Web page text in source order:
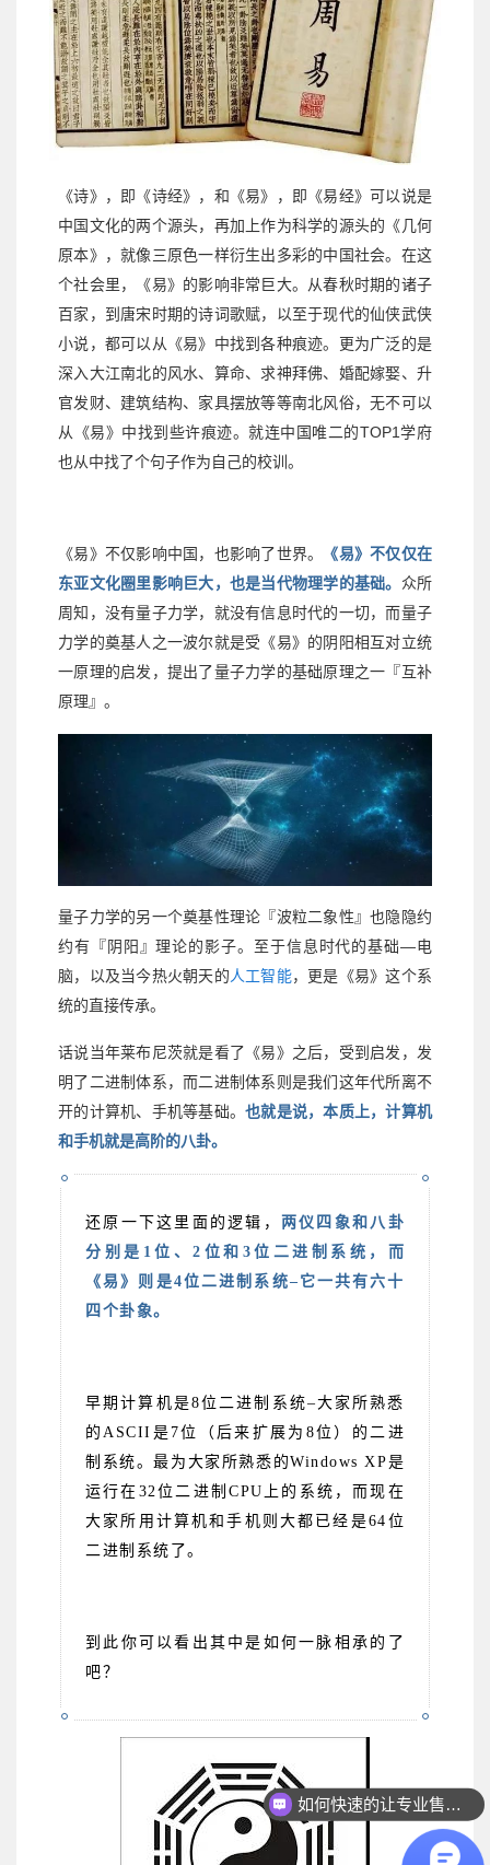
《诗》，即《诗经》，和《易》，即《易经》可以说是
中国文化的两个源头，再加上作为科学的源头的《几何
原本》，就像三原色一样衍生出多彩的中国社会。在这
个社会里，《易》的影响非常巨大。从春秋时期的诸子
百家，到唐宋时期的诗词歌赋，以至于现代的仙侠武侠
小说，都可以从《易》中找到各种痕迹。更为广泛的是
深入大江南北的风水、算命、求神拜佛、婚配嫁娶、升
官发财、建筑结构、家具摆放等等南北风俗，无不可以
从《易》中找到些许痕迹。就连中国唯二的TOP1 学府
也从中找了个句子作为自己的校训。
《易》不仅影响中国，也影响了世界。
《易》不仅仅在
东亚文化圈里影响巨大，也是当代物理学的基础。 众所
周知，没有量子力学，就没有信息时代的一切，而量子
力学的奠基人之一波尔就是受《易》的阴阳相互对立统
一原理的启发，提出了量子力学的基础原理之一『互补
原理』。
量子力学的另一个奠基性理论『波粒二象性』也隐隐约
约有『阴阳』理论的影子。至于信息时代的基础—电
脑，以及当今热火朝天的 人工智能，更是《易》这个系
统的直接传承。
话说当年莱布尼茨就是看了《易》之后，受到启发，发
明了二进制体系，而二进制体系则是我们这年代所离不
开的计算机、手机等基础。也就是说，本质上，计算机
和手机就是高阶的八卦。
还原一下这里面的逻辑， 两仪四象和八卦
分别是1位、2位和3位二进制系统，而
《易》则是4位二进制系统–它一共有六十
四个卦象。
早期计算机是8位二进制系统–大家所熟悉
的ASCII是7位（后来扩展为8位）的二进
制系统。最为大家所熟悉的Windows XP是
运行在32位二进制CPU上的系统，而现在
大家所用计算机和手机则大都已经是64位
二进制系统了。
到此你可以看出其中是如何一脉相承的了
吧？
如何快速的让专业售前联系我？